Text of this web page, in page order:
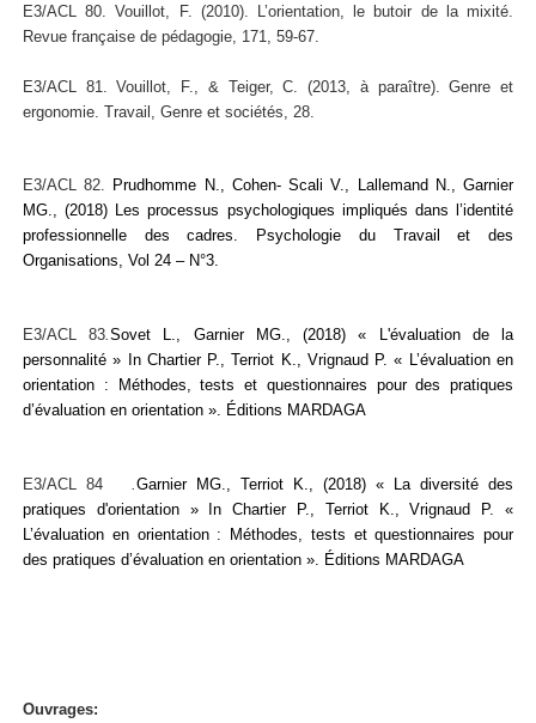
E3/ACL 80. Vouillot, F. (2010). L’orientation, le butoir de la mixité.
Revue française de pédagogie, 171, 59-67.
E3/ACL 81. Vouillot, F., & Teiger, C. (2013, à paraître). Genre et
ergonomie. Travail, Genre et sociétés, 28.
E3/ACL 82. Prudhomme N., Cohen- Scali V., Lallemand N., Garnier
MG., (2018) Les processus psychologiques impliqués dans l’identité
professionnelle des cadres. Psychologie du Travail et des
Organisations, Vol 24 – N°3.
E3/ACL 83 .Sovet L., Garnier MG., (2018)« L'évaluation de la
personnalité » In Chartier P., Terriot K., Vrignaud P. « L’évaluation en
orientation : Méthodes, tests et questionnaires pour des pratiques
d’évaluation en orientation ». Éditions MARDAGA
E3/ACL 84 .Garnier MG., Terriot K., (2018) « La diversité des
pratiques d'orientation » In Chartier P., Terriot K., Vrignaud P. «
L’évaluation en orientation : Méthodes, tests et questionnaires pour
des pratiques d’évaluation en orientation ». Éditions MARDAGA
Ouvrages: